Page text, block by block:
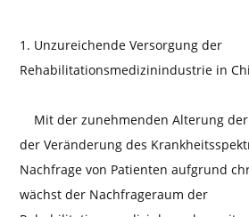
1. Unzureichende Versorgung der
Rehabilitationsmedizinindustrie in
Mit der zunehmenden Alterung der
der Veränderung des
Nachfrage von Patienten aufgrund
wächst der Nachfrageraum der